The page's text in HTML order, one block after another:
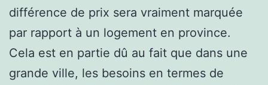
différence de prix sera vraiment marquée
par rapport à un logement en province.
Cela est en partie dû au fait que dans une
grande ville, les besoins en termes de